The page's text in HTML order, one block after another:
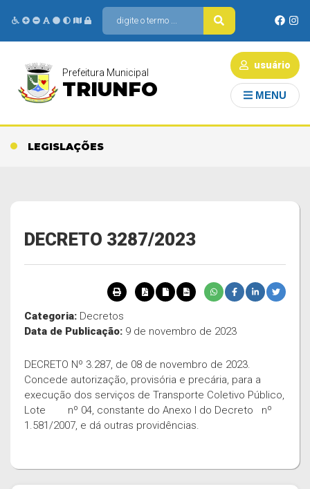
usuário
Prefeitura Municipal
TRIUNFO MENU
LEGISLAÇÕES
DECRETO 3287/2023
Categoria: Decretos
Data de Publicação: 9 de novembro de 2023
DECRETO Nº 3.287, de 08 de novembro de 2023.
Concede autorização, provisória e precária, para a
execução dos serviços de Transporte Coletivo Público,
Lote nº 04, constante do Anexo I do Decreto nº
1.581/2007, e dá outras providências.